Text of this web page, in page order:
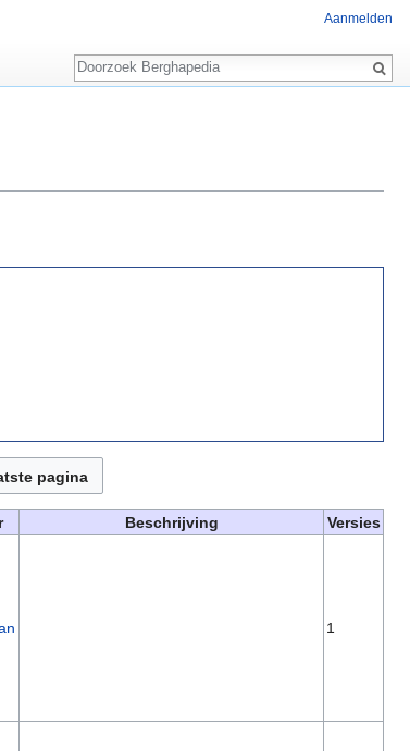
pagina
Beschrijving Versies
1
Aanmelden
Zoeken